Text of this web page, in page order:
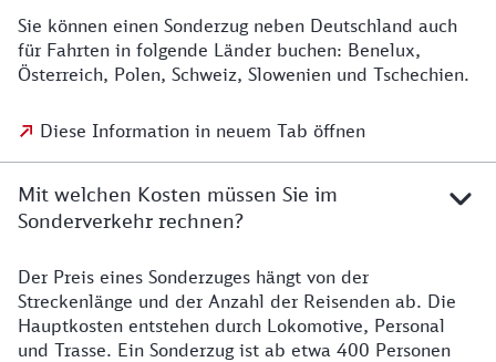
Sie können einen Sonderzug neben Deutschland auch
für Fahrten in folgende Länder buchen: Benelux,
Österreich, Polen, Schweiz, Slowenien und Tschechien.
Diese Information in neuem Tab öffnen
Mit welchen Kosten müssen Sie im
Sonderverkehr rechnen?
Der Preis eines Sonderzuges hängt von der
Streckenlänge und der Anzahl der Reisenden ab. Die
Hauptkosten entstehen durch Lokomotive, Personal
und Trasse. Ein Sonderzug ist ab etwa 400 Personen